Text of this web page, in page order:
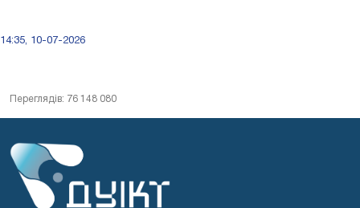
14:35, 10-07-2026
Переглядів: 76 148 080